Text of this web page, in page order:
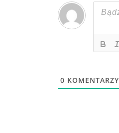
0 KOMENTARZY